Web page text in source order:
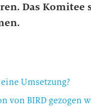
Das Komitee
Umsetzung?